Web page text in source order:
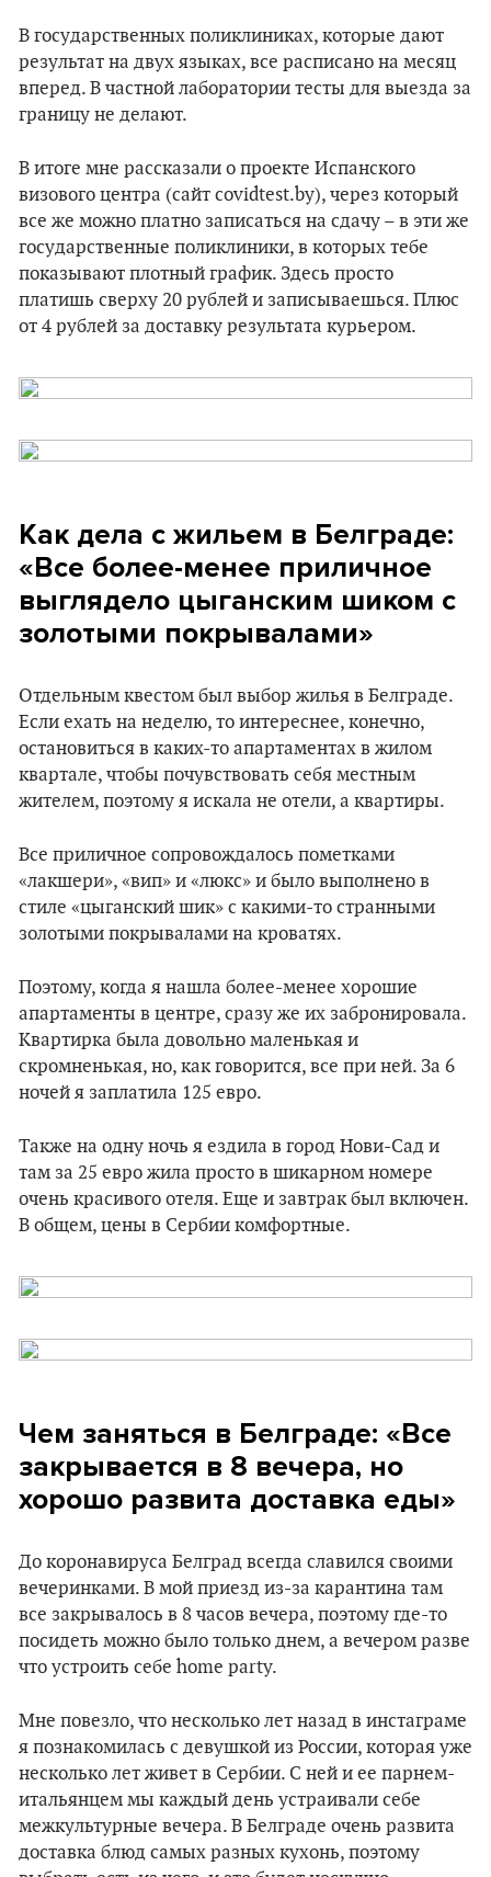
В государственных поликлиниках, которые дают
результат на двух языках, все расписано на месяц
вперед. В частной лаборатории тесты для выезда за
границу не делают.
В итоге мне рассказали о проекте Испанского
визового центра (сайт covidtest.by), через который
все же можно платно записаться на сдачу – в эти же
государственные поликлиники, в которых тебе
показывают плотный график. Здесь просто
платишь сверху 20 рублей и записываешься. Плюс
от 4 рублей за доставку результата курьером.
Как дела с жильем в Белграде:
«Все более-менее приличное
выглядело цыганским шиком с
золотыми покрывалами»
Отдельным квестом был выбор жилья в Белграде.
Если ехать на неделю, то интереснее, конечно,
остановиться в каких-то апартаментах в жилом
квартале, чтобы почувствовать себя местным
жителем, поэтому я искала не отели, а квартиры.
Все приличное сопровождалось пометками
«лакшери», «вип» и «люкс» и было выполнено в
стиле «цыганский шик» с какими-то странными
золотыми покрывалами на кроватях.
Поэтому, когда я нашла более-менее хорошие
апартаменты в центре, сразу же их забронировала.
Квартирка была довольно маленькая и
скромненькая, но, как говорится, все при ней. За 6
ночей я заплатила 125 евро.
Также на одну ночь я ездила в город Нови-Сад и
там за 25 евро жила просто в шикарном номере
очень красивого отеля. Еще и завтрак был включен.
В общем, цены в Сербии комфортные.
Чем заняться в Белграде: «Все
закрывается в 8 вечера, но
хорошо развита доставка еды»
До коронавируса Белград всегда славился своими
вечеринками. В мой приезд из-за карантина там
все закрывалось в 8 часов вечера, поэтому где-то
посидеть можно было только днем, а вечером разве
что устроить себе home party.
Мне повезло, что несколько лет назад в инстаграме
я познакомилась с девушкой из России, которая уже
несколько лет живет в Сербии. С ней и ее парнем-
итальянцем мы каждый день устраивали себе
межкультурные вечера. В Белграде очень развита
доставка блюд самых разных кухонь, поэтому